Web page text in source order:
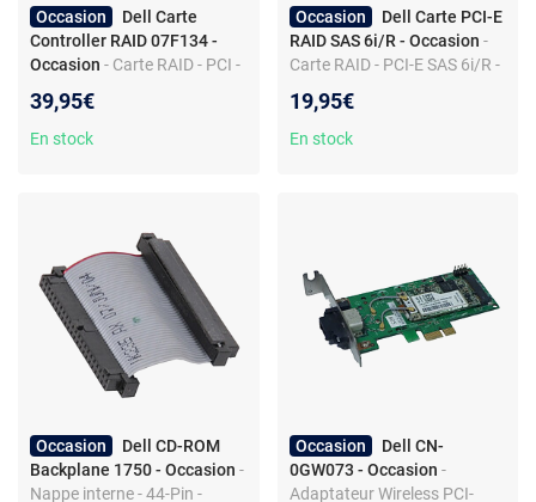
Occasion
Dell Carte
Controller RAID 07F134 -
Occasion - Carte RAID - PCI -
de seconde main
39,95€
En stock
Occasion
Dell Carte PCI-E
RAID SAS 6i/R - Occasion -
Carte RAID - PCI-E SAS 6i/R -
19,95€
En stock
Occasion
Dell CD-ROM
Backplane 1750 - Occasion -
Nappe interne - 44-Pin -
Occasion
Dell CN-
0GW073 - Occasion -
Adaptateur Wireless PCI-